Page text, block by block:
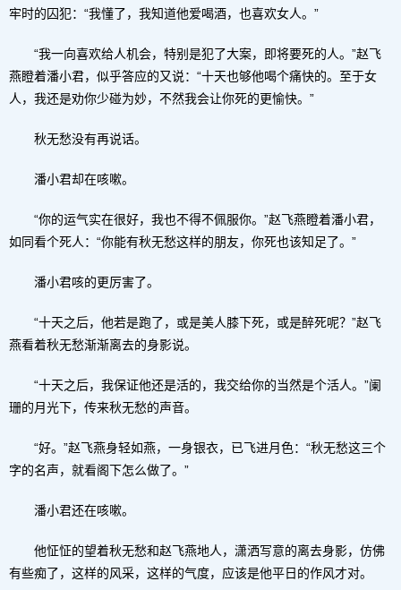
牢时的囚犯：“我懂了，我知道他爱喝酒，也喜欢女人。”
“我一向喜欢给人机会，特别是犯了大案，即将要死的人。”赵飞
燕瞪着潘小君，似乎答应的又说：“十天也够他喝个痛快的。至于女
人，我还是劝你少碰为妙，不然我会让你死的更愉快。”
秋无愁没有再说话。
潘小君却在咳嗽。
“你的运气实在很好，我也不得不佩服你。”赵飞燕瞪着潘小君，
如同看个死人：“你能有秋无愁这样的朋友，你死也该知足了。”
潘小君咳的更厉害了。
“十天之后，他若是跑了，或是美人膝下死，或是醉死呢？”赵飞
燕看着秋无愁渐渐离去的身影说。
“十天之后，我保证他还是活的，我交给你的当然是个活人。”阑
珊的月光下，传来秋无愁的声音。
“好。”赵飞燕身轻如燕，一身银衣，已飞进月色：“秋无愁这三个
字的名声，就看阁下怎么做了。”
潘小君还在咳嗽。
他怔怔的望着秋无愁和赵飞燕地人，潇洒写意的离去身影，仿佛
有些痴了，这样的风采，这样的气度，应该是他平日的作风才对。